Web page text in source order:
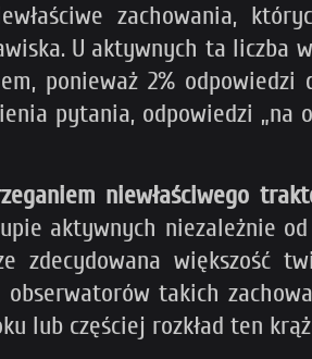
zachowania,
U aktywnych ta liczba
ponieważ 2% odpowiedzi
pytania, odpowiedzi „na
niewłaściwego
aktywnych niezależnie
większość
obserwatorów takich
lub częściej rozkład ten